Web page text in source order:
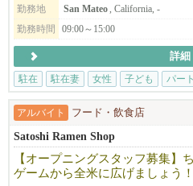
更なるサービス拡大のためベイエ
集しています。
英語に自信がない、社会と繋がり
子どもの学校の時間しか働けない
さまざまな背景や課題を抱える日
勤務地
San Mateo, California, -
勤務時間
09:00～15:00
詳細
駐在
駐在妻 女性 子ども パー
アルバイト フード・飲食店
Satoshi Ramen Shop
【オープニングスタッフ募集】
ゲームから全米に広げましょう！